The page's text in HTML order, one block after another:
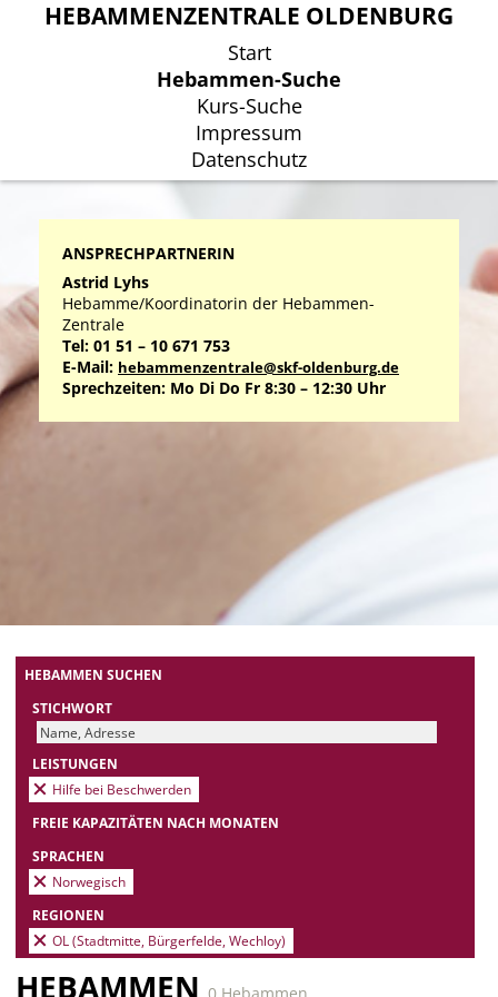
HEBAMMENZENTRALE OLDENBURG
Start
Hebammen-Suche
Kurs-Suche
Impressum
Datenschutz
HEBAMMENZENTRALE OLDENBURG
Start
Hebammen-Suche
Kurs-Suche
Impressum
Datenschutz
ANSPRECHPARTNERIN
Astrid Lyhs
Hebamme/Koordinatorin der Hebammen-
Zentrale
Tel: 01 51 – 10 671 753
E-Mail: hebammenzentrale@skf-oldenburg.de
Sprechzeiten: Mo Di Do Fr 8:30 – 12:30 Uhr
HEBAMMEN SUCHEN
STICHWORT
LEISTUNGEN
Hilfe bei Beschwerden
FREIE KAPAZITÄTEN NACH MONATEN
SPRACHEN
Norwegisch
REGIONEN
OL (Stadtmitte, Bürgerfelde, Wechloy)
HEBAMMEN